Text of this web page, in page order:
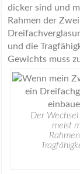
dicker sind und
Rahmen der
und die
Gewichts muss
Der
meist